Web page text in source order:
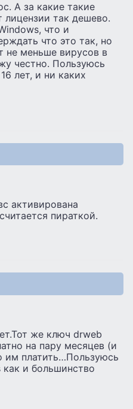
А за какие такие
лицензии так дешево.
что и
что это так, но
не меньше вирусов в
честно. Пользуюсь
лет, и ни каких
активирована
пираткой.
же ключ drweb
на пару месяцев (и
им платить…Пользуюсь
и большинство